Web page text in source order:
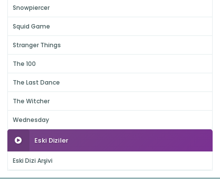
Snowpiercer
Squid Game
Stranger Things
The 100
The Last Dance
The Witcher
Wednesday
Eski Diziler
Eski Dizi Arşivi